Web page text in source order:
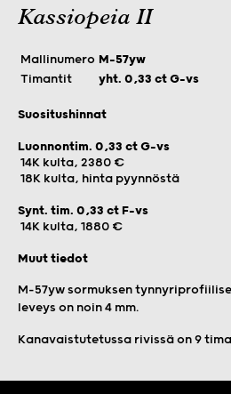
Kassiopeia II
Mallinumero M-57yw
Timantit
yht. 0,33 ct G-vs
Suositushinnat
Luonnontim. 0,33 ct G-vs
14K kulta, 2380 €
18K kulta, hinta pyynnöstä
Synt. tim. 0,33 ct F-vs
14K kulta, 1880 €
Muut tiedot
M-57yw sormuksen
leveys on noin 4 mm.
Kanavaistutetussa rivissä on 9